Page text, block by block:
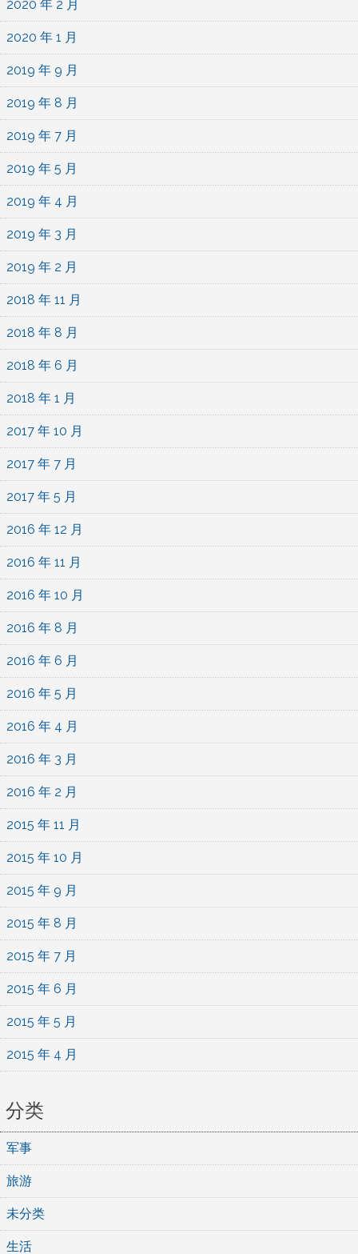
2020 年 2 月
2020 年 1 月
2019 年 9 月
2019 年 8 月
2019 年 7 月
2019 年 5 月
2019 年 4 月
2019 年 3 月
2019 年 2 月
2018 年 11 月
2018 年 8 月
2018 年 6 月
2018 年 1 月
2017 年 10 月
2017 年 7 月
2017 年 5 月
2016 年 12 月
2016 年 11 月
2016 年 10 月
2016 年 8 月
2016 年 6 月
2016 年 5 月
2016 年 4 月
2016 年 3 月
2016 年 2 月
2015 年 11 月
2015 年 10 月
2015 年 9 月
2015 年 8 月
2015 年 7 月
2015 年 6 月
2015 年 5 月
2015 年 4 月
分类
军事
旅游
未分类
生活